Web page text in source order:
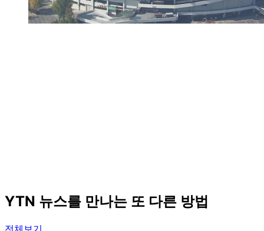
YTN 뉴스를 만나는 또 다른 방법
전체보기